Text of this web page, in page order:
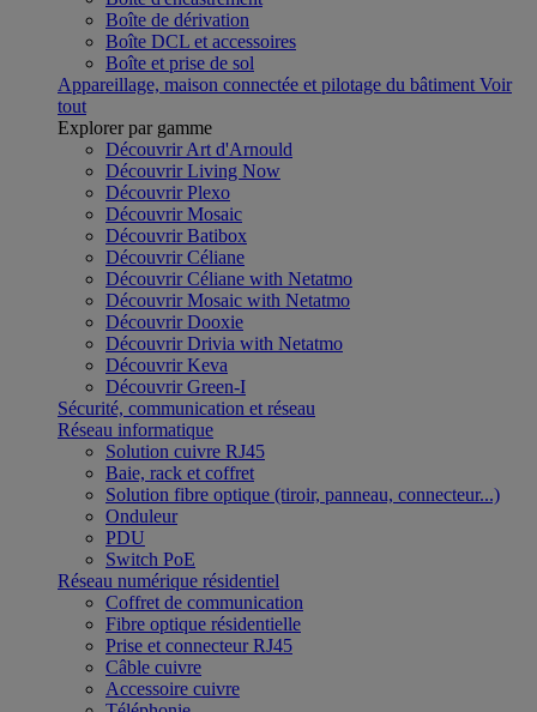
Boîte de dérivation
Boîte DCL et accessoires
Boîte et prise de sol
Appareillage, maison connectée et pilotage du bâtiment Voir
tout
Explorer par gamme
Découvrir Art d'Arnould
Découvrir Living Now
Découvrir Plexo
Découvrir Mosaic
Découvrir Batibox
Découvrir Céliane
Découvrir Céliane with Netatmo
Découvrir Mosaic with Netatmo
Découvrir Dooxie
Découvrir Drivia with Netatmo
Découvrir Keva
Découvrir Green-I
Sécurité, communication et réseau
Réseau informatique
Solution cuivre RJ45
Baie, rack et coffret
Solution fibre optique (tiroir, panneau, connecteur...)
Onduleur
PDU
Switch PoE
Réseau numérique résidentiel
Coffret de communication
Fibre optique résidentielle
Prise et connecteur RJ45
Câble cuivre
Accessoire cuivre